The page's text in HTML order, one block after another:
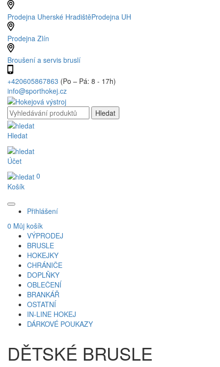
Prodejna Uherské HradištěProdejna UH
Prodejna Zlín
Broušení a servis bruslí
+420605867863 (Po – Pá: 8 - 17h)
info@sporthokej.cz
Hledat
Účet
0
Košík
Přihlášení
0 Můj košík
VÝPRODEJ
BRUSLE
HOKEJKY
CHRÁNIČE
DOPLŇKY
OBLEČENÍ
BRANKÁŘ
OSTATNÍ
IN-LINE HOKEJ
DÁRKOVÉ POUKAZY
DĚTSKÉ BRUSLE